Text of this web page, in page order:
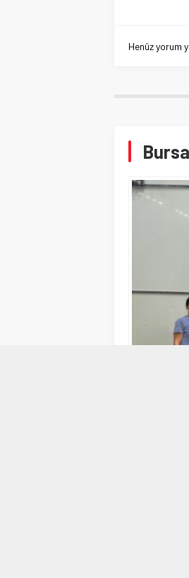
Henüz yorum